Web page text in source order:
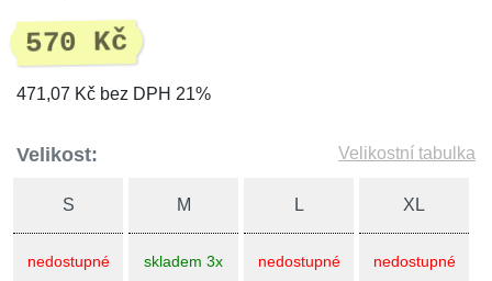
570 Kč
471,07 Kč bez DPH 21%
Velikost: Velikostní tabulka
S
nedostupné
M
skladem 3x
L
nedostupné
XL
nedostupné